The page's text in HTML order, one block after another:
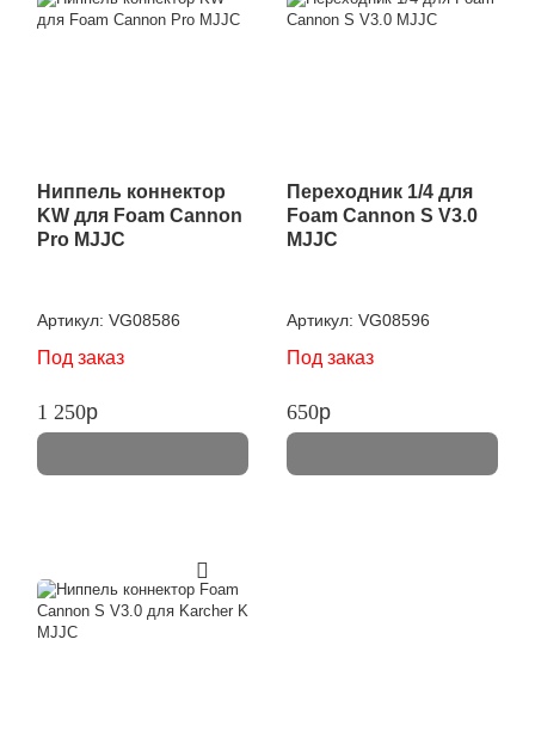
Ниппель коннектор
KW для Foam Cannon
Pro MJJC
Артикул: VG08586
Под заказ
1 250p
Переходник 1/4 для
Foam Cannon S V3.0
MJJC
Артикул: VG08596
Под заказ
650p